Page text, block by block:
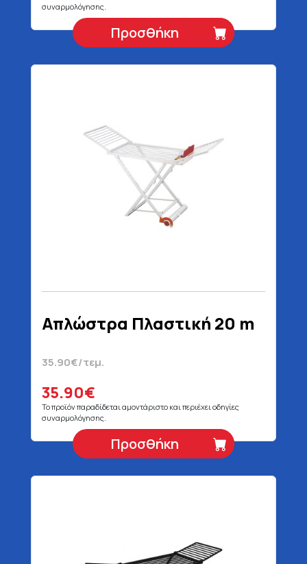
συναρμολόγησης.
Προσθήκη
Απλώστρα Πλαστική 20 m
35.90€/τεμ.
35.90€
Το προϊόν παραδίδεται αμοντάριστο και περιέχει οδηγίες
συναρμολόγησης.
Προσθήκη